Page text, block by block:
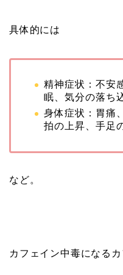
具体的には
精神症状：不安
眠、気分の落ち
身体症状：胃痛
拍の上昇、手足
など。
カフェイン中毒になる